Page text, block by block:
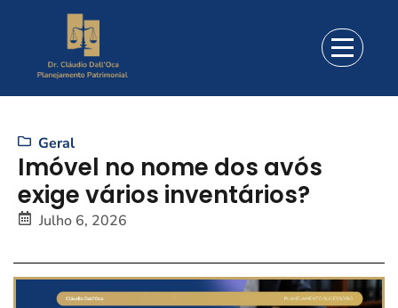
Geral
Imóvel no nome dos avós
exige vários inventários?
Julho 6, 2026